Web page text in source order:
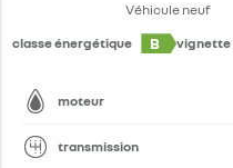
Véhicule neuf
classe énergétique
B vignette
moteur
transmission